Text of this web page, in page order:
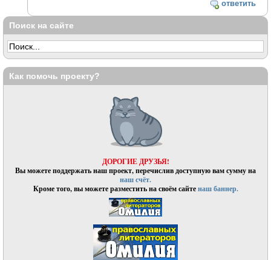
ответить
Поиск на сайте
Как помочь проекту?
ДОРОГИЕ ДРУЗЬЯ!
Вы можете поддержать наш проект, перечислив доступную вам сумму на
наш счёт.
Кроме того, вы можете разместить на своём сайтенаш баннер.